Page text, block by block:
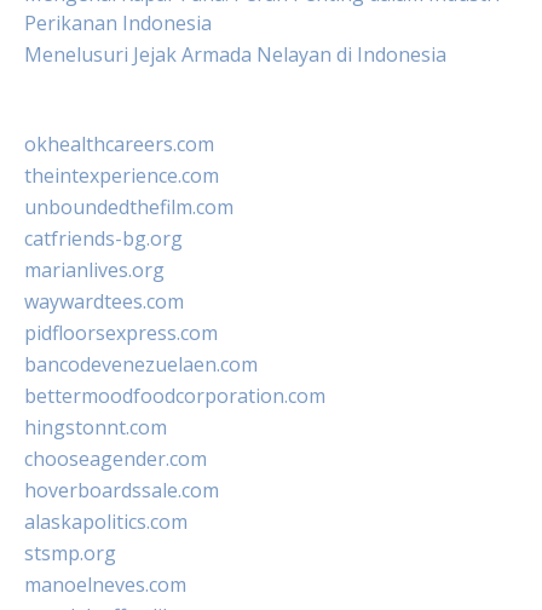
Perikanan Indonesia
Menelusuri Jejak Armada Nelayan di Indonesia
okhealthcareers.com
theintexperience.com
unboundedthefilm.com
catfriends-bg.org
marianlives.org
waywardtees.com
pidfloorsexpress.com
bancodevenezuelaen.com
bettermoodfoodcorporation.com
hingstonnt.com
chooseagender.com
hoverboardssale.com
alaskapolitics.com
stsmp.org
manoelneves.com